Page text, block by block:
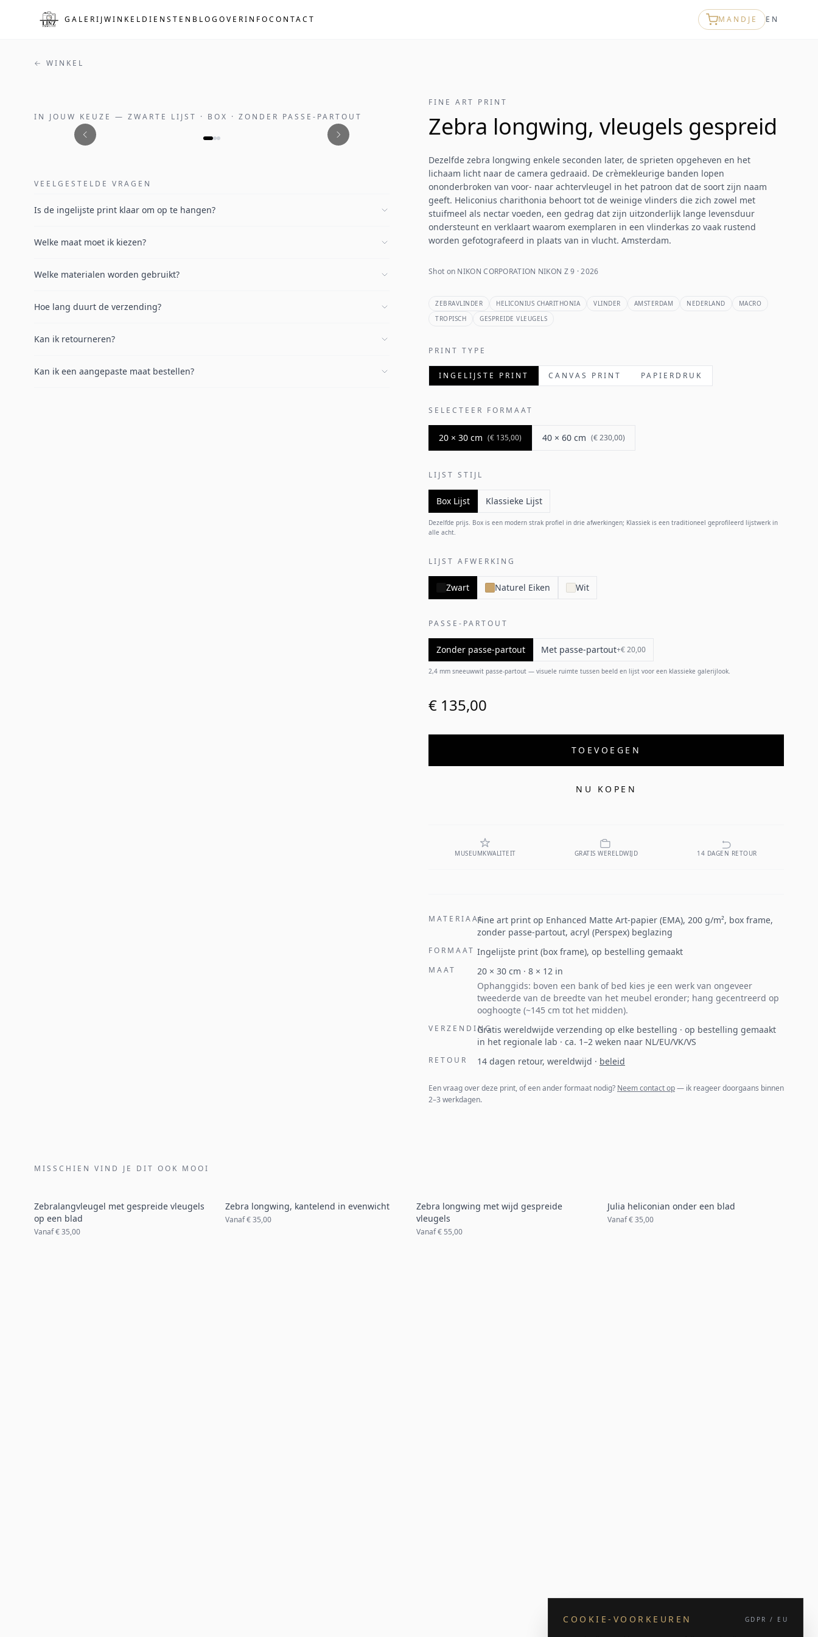
GALERIJWINKEL DIENSTEN BLOGOVERINFOCONTACT MANDJE EN
← WINKEL
IN JOUW KEUZE — ZWARTE LIJST · BOX · ZONDER PASSE-PARTOUT
VEELGESTELDE VRAGEN
Is de ingelijste print klaar om op te hangen?
Welke maat moet ik kiezen?
Welke materialen worden gebruikt?
Hoe lang duurt de verzending?
Kan ik retourneren?
Kan ik een aangepaste maat bestellen?
FINE ART PRINT
Zebra longwing, vleugels gespreid
Dezelfde zebra longwing enkele seconden later, de sprieten opgeheven en het
lichaam licht naar de camera gedraaid. De crèmekleurige banden lopen
ononderbroken van voor- naar achtervleugel in het patroon dat de soort zijn naam
geeft. Heliconius charithonia behoort tot de weinige vlinders die zich zowel met
stuifmeel als nectar voeden, een gedrag dat zijn uitzonderlijk lange levensduur
ondersteunt en verklaart waarom exemplaren in een vlinderkas zo vaak rustend
worden gefotografeerd in plaats van in vlucht. Amsterdam.
Shot on NIKON CORPORATION NIKON Z 9 · 2026
ZEBRAVLINDER HELICONIUS CHARITHONIA VLINDER AMSTERDAM NEDERLAND
MACRO
TROPISCH
GESPREIDE VLEUGELS
PRINT TYPE
INGELIJSTE PRINT CANVAS PRINT PAPIERDRUK
SELECTEER FORMAAT
20 × 30 cm (€ 135,00) 40 × 60 cm (€ 230,00)
LIJST STIJL
Box Lijst Klassieke Lijst
Dezelfde prijs. Box is een modern strak profiel in drie afwerkingen; Klassiek is een traditioneel geprofileerd lijstwerk in
alle acht.
LIJST AFWERKING
Zwart Naturel Eiken Wit
PASSE-PARTOUT
Zonder passe-partout Met passe-partout+€ 20,00
2,4 mm sneeuwwit passe-partout — visuele ruimte tussen beeld en lijst voor een klassieke galerijlook.
€ 135,00
TOEVOEGEN
NU KOPEN
MUSEUMKWALITEIT GRATIS WERELDWIJD 14 DAGEN RETOUR
MATERIAALFine art print op Enhanced Matte Art-papier (EMA), 200 g/m², box frame,
zonder passe-partout, acryl (Perspex) beglazing
FORMAAT Ingelijste print (box frame), op bestelling gemaakt
MAAT 20 × 30 cm · 8 × 12 in
Ophanggids: boven een bank of bed kies je een werk van ongeveer
tweederde van de breedte van het meubel eronder; hang gecentreerd op
ooghoogte (~145 cm tot het midden).
VERZENDINGGratis wereldwijde verzending op elke bestelling · op bestelling gemaakt
in het regionale lab · ca. 1–2 weken naar NL/EU/VK/VS
RETOUR 14 dagen retour, wereldwijd · beleid
Een vraag over deze print, of een ander formaat nodig? Neem contact op— ik reageer doorgaans binnen
2–3 werkdagen.
MISSCHIEN VIND JE DIT OOK MOOI
Zebralangvleugel met gespreide vleugels
op een blad
Vanaf€ 35,00
Zebra longwing, kantelend in evenwicht
Vanaf€ 35,00
Zebra longwing met wijd gespreide
vleugels
Vanaf€ 55,00
Julia heliconian onder een blad
Vanaf€ 35,00
COOKIE-VOORKEUREN GDPR / EU